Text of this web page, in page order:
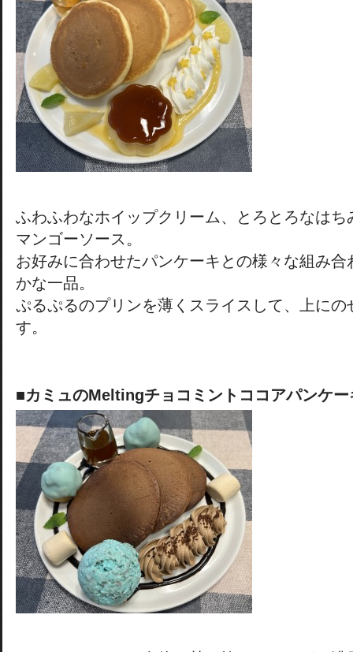
ふわふわなホイップクリーム、とろとろなは
マンゴーソース。
お好みに合わせたパンケーキとの様々な組み
かな一品。
ぷるぷるのプリンを薄くスライスして、上にの
す。
■カミュのMeltingチョコミントココアパンケー